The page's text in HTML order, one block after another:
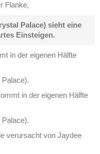
Flanke.
Palace) sieht eine
Einsteigen.
in der eigenen Hälfte
in der eigenen Hälfte
verursacht von Jaydee